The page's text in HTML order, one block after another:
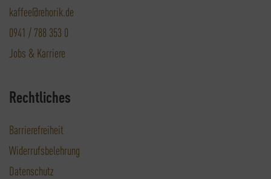
kaffee@rehorik.de
0941 / 788 353 0
Jobs & Karriere
Rechtliches
Barrierefreiheit
Widerrufsbelehrung
Datenschutz